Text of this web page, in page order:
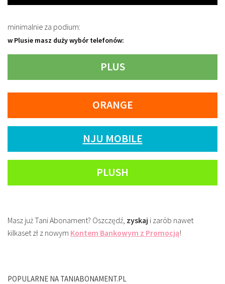
minimalnie za podium:
w Plusie masz duży wybór telefonów:
PLUS
ORANGE
NJU MOBILE
PLUSH
Masz już Tani Abonament? Oszczędź, zyskaj i zarób nawet
kilkaset zł z nowym Kontem Bankowym z Promocją!
POPULARNE NA TANIABONAMENT.PL